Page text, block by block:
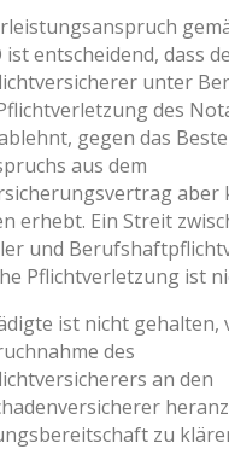
ist entscheidend, dass
unter
des
gegen das
aus dem
aber
erhebt. Ein Streit
und
Pflichtverletzung ist
ist nicht gehalten,
des
an den
zu